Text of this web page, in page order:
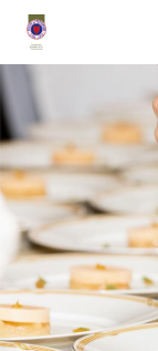
Siirry
sivun
sisältöön
Chaîne des